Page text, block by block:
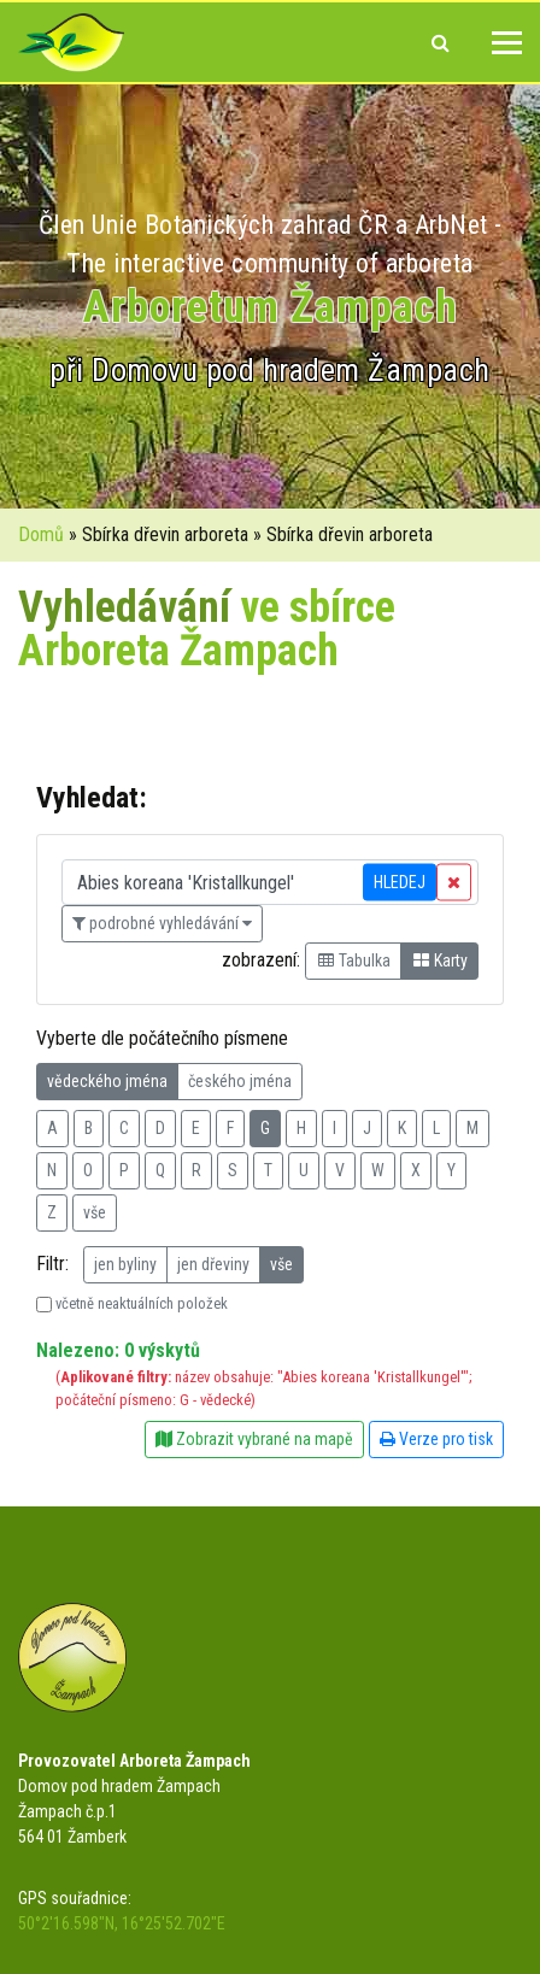
Člen Unie Botanických zahrad ČR a ArbNet -
The interactive community of arboreta
Arboretum Žampach
při Domovu pod hradem Žampach
Domů » Sbírka dřevin arboreta » Sbírka dřevin arboreta
Vyhledáváníve sbírce
Arboreta Žampach
Vyhledat:
HLEDEJ
podrobné vyhledávání
zobrazení: Tabulka Karty
Vyberte dle počátečního písmene
vědeckého jména českého jména
A B C D E F G H J K M
N O P Q R S T U V W X Y
Z vše
Filtr: jen byliny jen dřeviny vše
včetně neaktuálních položek
Nalezeno: 0 výskytů
(Aplikované filtry: název obsahuje: "Abies koreana 'Kristallkungel'";
počáteční písmeno: G - vědecké)
Zobrazit vybrané na mapě Verze pro tisk
Provozovatel Arboreta Žampach
Domov pod hradem Žampach
Žampach č.p.1
564 01 Žamberk
GPS souřadnice:
50°2'16.598"N, 16°25'52.702"E